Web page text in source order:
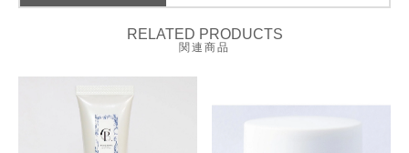
RELATED PRODUCTS
関連商品